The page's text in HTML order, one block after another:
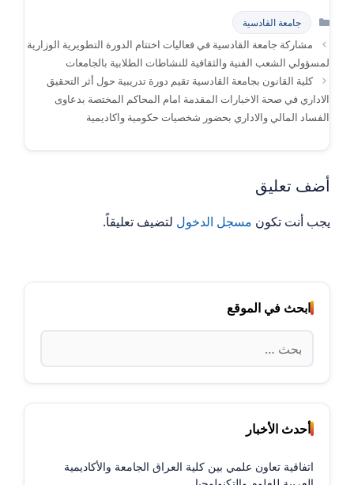
التصنيفات
جامعة القادسية
مشاركة جامعة القادسية في فعاليات اختتام الدورة التطويرية الوزارية
لمسؤولي الشعب الفنية والثقافية للنشاطات الطلابية بالجامعات
كلية القانون بجامعة القادسية تقيم دورة تدريبية حول أثر التحقيق
الاداري في صحة الاخبارات المقدمة امام المحاكم المختصة بدعاوى
الفساد المالي والاداري بحضور شخصيات حكومية واكاديمية
أضف تعليق
يجب أنت تكون مسجل الدخول لتضيف تعليقاً.
ابحث في الموقع
البحث
عن:
أحدث الأخبار
اتفاقية تعاون علمي بين كلية العراق الجامعة والأكاديمية